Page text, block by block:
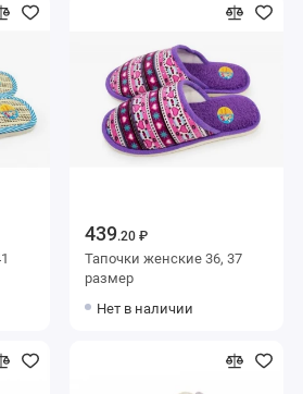
439.20 ₽
Тапочки женские 36, 37
размер
Нет в наличии